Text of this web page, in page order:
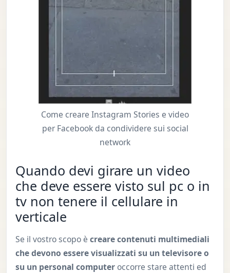
Come creare Instagram Stories e video
per Facebook da condividere sui social
network
Quando devi girare un video
che deve essere visto sul pc o in
tv non tenere il cellulare in
verticale
Se il vostro scopo è creare contenuti multimediali
che devono essere visualizzati su un televisore o
su un personal computeroccorre stare attenti ed